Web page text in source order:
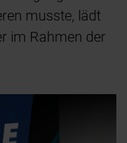
musste, lädt
im Rahmen der